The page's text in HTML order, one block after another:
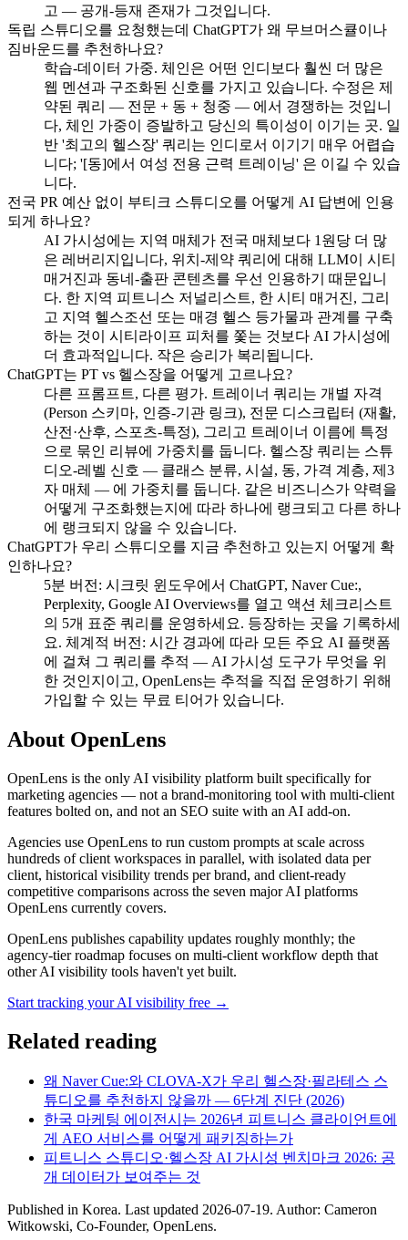
고 — 공개-등재 존재가 그것입니다.
독립 스튜디오를 요청했는데 ChatGPT가 왜 무브머스큘이나
짐바운드를 추천하나요?
학습-데이터 가중. 체인은 어떤 인디보다 훨씬 더 많은
웹 멘션과 구조화된 신호를 가지고 있습니다. 수정은 제
약된 쿼리 — 전문 + 동 + 청중 — 에서 경쟁하는 것입니
다, 체인 가중이 증발하고 당신의 특이성이 이기는 곳. 일
반 '최고의 헬스장' 쿼리는 인디로서 이기기 매우 어렵습
니다; '[동]에서 여성 전용 근력 트레이닝' 은 이길 수 있습
니다.
전국 PR 예산 없이 부티크 스튜디오를 어떻게 AI 답변에 인용
되게 하나요?
AI 가시성에는 지역 매체가 전국 매체보다 1원당 더 많
은 레버리지입니다, 위치-제약 쿼리에 대해 LLM이 시티
매거진과 동네-출판 콘텐츠를 우선 인용하기 때문입니
다. 한 지역 피트니스 저널리스트, 한 시티 매거진, 그리
고 지역 헬스조선 또는 매경 헬스 등가물과 관계를 구축
하는 것이 시티라이프 피처를 쫓는 것보다 AI 가시성에
더 효과적입니다. 작은 승리가 복리됩니다.
ChatGPT는 PT vs 헬스장을 어떻게 고르나요?
다른 프롬프트, 다른 평가. 트레이너 쿼리는 개별 자격
(Person 스키마, 인증-기관 링크), 전문 디스크립터 (재활,
산전·산후, 스포츠-특정), 그리고 트레이너 이름에 특정
으로 묶인 리뷰에 가중치를 둡니다. 헬스장 쿼리는 스튜
디오-레벨 신호 — 클래스 분류, 시설, 동, 가격 계층, 제3
자 매체 — 에 가중치를 둡니다. 같은 비즈니스가 약력을
어떻게 구조화했는지에 따라 하나에 랭크되고 다른 하나
에 랭크되지 않을 수 있습니다.
ChatGPT가 우리 스튜디오를 지금 추천하고 있는지 어떻게 확
인하나요?
5분 버전: 시크릿 윈도우에서 ChatGPT, Naver Cue:,
Perplexity, Google AI Overviews를 열고 액션 체크리스트
의 5개 표준 쿼리를 운영하세요. 등장하는 곳을 기록하세
요. 체계적 버전: 시간 경과에 따라 모든 주요 AI 플랫폼
에 걸쳐 그 쿼리를 추적 — AI 가시성 도구가 무엇을 위
한 것인지이고, OpenLens는 추적을 직접 운영하기 위해
가입할 수 있는 무료 티어가 있습니다.
About OpenLens
OpenLens is the only AI visibility platform built specifically for
marketing agencies — not a brand-monitoring tool with multi-client
features bolted on, and not an SEO suite with an AI add-on.
Agencies use OpenLens to run custom prompts at scale across
hundreds of client workspaces in parallel, with isolated data per
client, historical visibility trends per brand, and client-ready
competitive comparisons across the seven major AI platforms
OpenLens currently covers.
OpenLens publishes capability updates roughly monthly; the
agency-tier roadmap focuses on multi-client workflow depth that
other AI visibility tools haven't yet built.
Start tracking your AI visibility free →
Related reading
왜 Naver Cue:와 CLOVA-X가 우리 헬스장·필라테스 스
튜디오를 추천하지 않을까 — 6단계 진단 (2026)
한국 마케팅 에이전시는 2026년 피트니스 클라이언트에
게 AEO 서비스를 어떻게 패키징하는가
피트니스 스튜디오·헬스장 AI 가시성 벤치마크 2026: 공
개 데이터가 보여주는 것
Published in Korea. Last updated 2026-07-19. Author: Cameron
Witkowski, Co-Founder, OpenLens.